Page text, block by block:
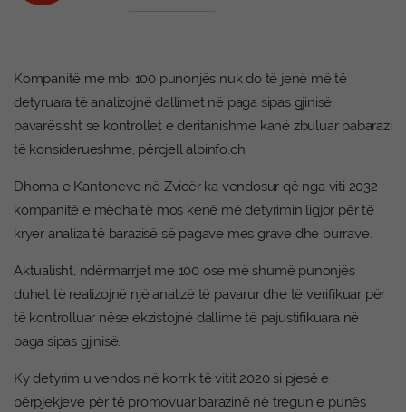
Kompanitë me mbi 100 punonjës nuk do të jenë më të
detyruara të analizojnë dallimet në paga sipas gjinisë,
pavarësisht se kontrollet e deritanishme kanë zbuluar pabarazi
të konsiderueshme, përcjell albinfo.ch.
Dhoma e Kantoneve në Zvicër ka vendosur që nga viti 2032
kompanitë e mëdha të mos kenë më detyrimin ligjor për të
kryer analiza të barazisë së pagave mes grave dhe burrave.
Aktualisht, ndërmarrjet me 100 ose më shumë punonjës
duhet të realizojnë një analizë të pavarur dhe të verifikuar për
të kontrolluar nëse ekzistojnë dallime të pajustifikuara në
paga sipas gjinisë.
Ky detyrim u vendos në korrik të vitit 2020 si pjesë e
përpjekjeve për të promovuar barazinë në tregun e punës